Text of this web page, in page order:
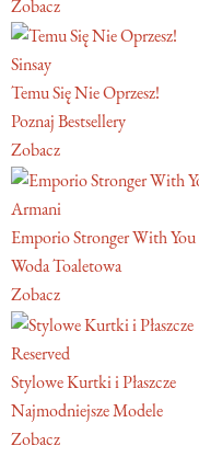
Zobacz
Sinsay
Temu Się Nie Oprzesz!
Poznaj Bestsellery
Zobacz
Armani
Emporio Stronger With You
Woda Toaletowa
Zobacz
Reserved
Stylowe Kurtki i Płaszcze
Najmodniejsze Modele
Zobacz